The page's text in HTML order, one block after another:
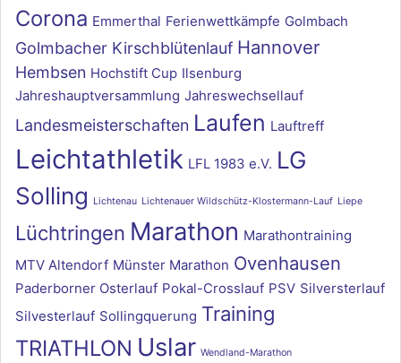
Corona Emmerthal Ferienwettkämpfe Golmbach
Golmbacher Kirschblütenlauf Hannover
Hembsen Hochstift Cup Ilsenburg
Jahreshauptversammlung Jahreswechsellauf
Landesmeisterschaften Laufen Lauftreff
Leichtathletik LFL 1983 e.V. LG
Solling
Lichtenau Lichtenauer Wildschütz-Klostermann-Lauf Liepe
Lüchtringen Marathon Marathontraining
MTV Altendorf Münster Marathon Ovenhausen
Paderborner Osterlauf Pokal-Crosslauf PSV Silversterlauf
Silvesterlauf Sollingquerung Training
TRIATHLON Uslar Wendland-Marathon